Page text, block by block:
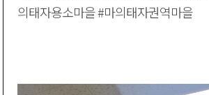
의태자용소마을 #마의태자권역마을